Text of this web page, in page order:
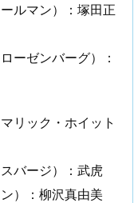
ルマン）：塚田正
ーゼンバーグ）：
リック・ホイット
バージ）：武虎
）：柳沢真由美